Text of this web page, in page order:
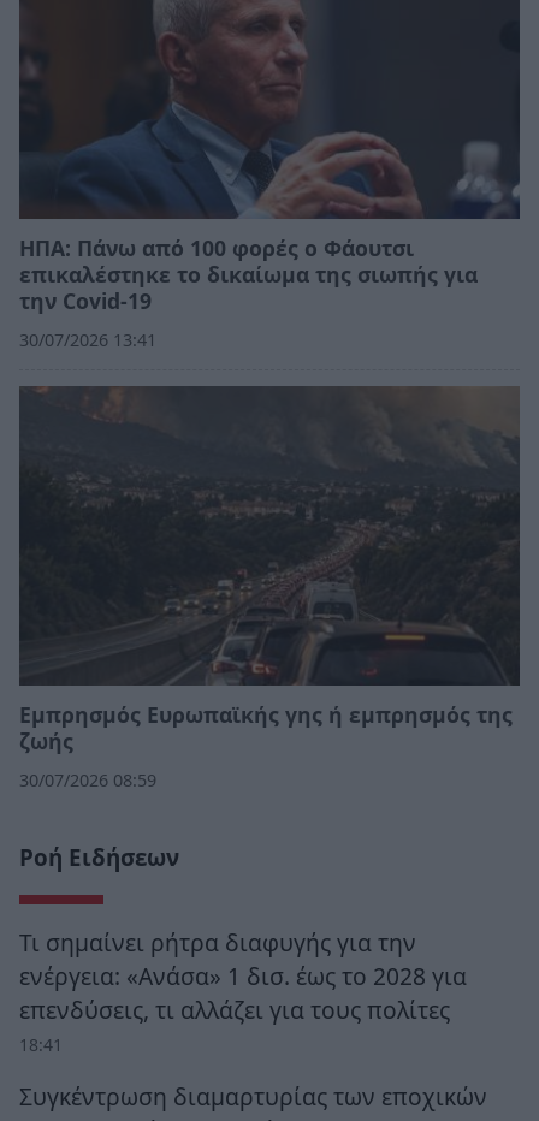
ΗΠΑ: Πάνω από 100 φορές ο Φάουτσι
επικαλέστηκε το δικαίωμα της σιωπής για
την Covid-19
30/07/2026 13:41
Εμπρησμός Ευρωπαϊκής γης ή εμπρησμός της
ζωής
30/07/2026 08:59
Ροή Ειδήσεων
Τι σημαίνει ρήτρα διαφυγής για την
ενέργεια: «Ανάσα» 1 δισ. έως το 2028 για
επενδύσεις, τι αλλάζει για τους πολίτες
18:41
Συγκέντρωση διαμαρτυρίας των εποχικών